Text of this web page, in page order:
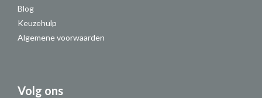
Blog
Keuzehulp
Algemene voorwaarden
Volg ons